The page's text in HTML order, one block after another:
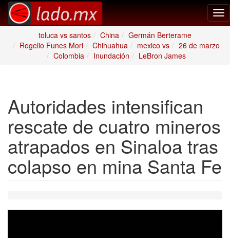
toluca vs santos
China
Germán Berterame
Rogelio Funes Mori
Chihuahua mexico vs
26 de marzo
Colombia
Inundación LeBron James
Autoridades intensifican
rescate de cuatro mineros
atrapados en Sinaloa tras
colapso en mina Santa Fe